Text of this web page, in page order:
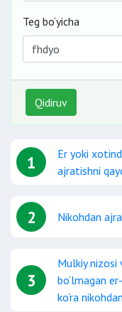
Teg bo‘yicha
Qidiruv
1
Er yoki
ajratishni
2 Nikohdan
3
Mulkiy
bo‘lmagan
ko‘ra